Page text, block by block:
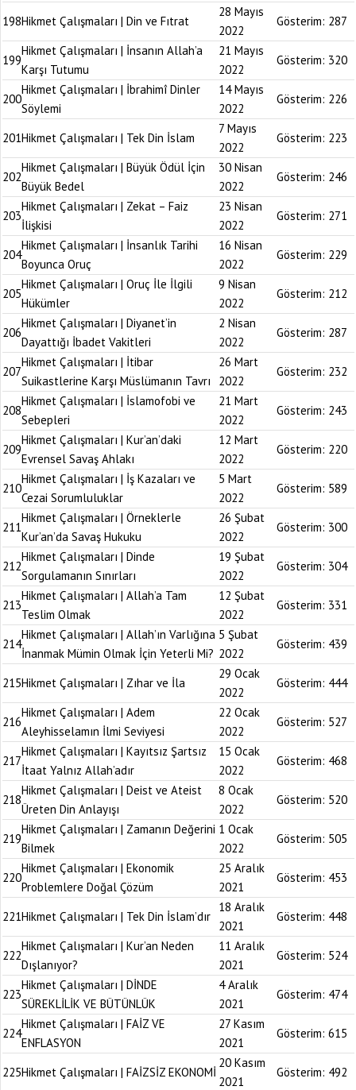
198Hikmet Çalışmaları | Din ve Fıtrat
28 Mayıs
2022
Gösterim: 287
199
Hikmet Çalışmaları | İnsanın Allah’a
Karşı Tutumu
21 Mayıs
2022
Gösterim: 320
200
Hikmet Çalışmaları | İbrahimî Dinler
Söylemi
14 Mayıs
2022
Gösterim: 226
201Hikmet Çalışmaları | Tek Din İslam
7 Mayıs
2022
Gösterim: 223
202
Hikmet Çalışmaları | Büyük Ödül İçin
Büyük Bedel
30 Nisan
2022
Gösterim: 246
203
Hikmet Çalışmaları | Zekat – Faiz
İlişkisi
23 Nisan
2022
Gösterim: 271
204
Hikmet Çalışmaları | İnsanlık Tarihi
Boyunca Oruç
16 Nisan
2022
Gösterim: 229
205
Hikmet Çalışmaları | Oruç İle İlgili
Hükümler
9 Nisan
2022
Gösterim: 212
206
Hikmet Çalışmaları | Diyanet’in
Dayattığı İbadet Vakitleri
2 Nisan
2022
Gösterim: 287
207
Hikmet Çalışmaları | İtibar
Suikastlerine Karşı Müslümanın Tavrı
26 Mart
2022
Gösterim: 232
208
Hikmet Çalışmaları | İslamofobi ve
Sebepleri
21 Mart
2022
Gösterim: 243
209
Hikmet Çalışmaları | Kur’an’daki
Evrensel Savaş Ahlakı
12 Mart
2022
Gösterim: 220
210
Hikmet Çalışmaları | İş Kazaları ve
Cezai Sorumluluklar
5 Mart
2022
Gösterim: 589
211
Hikmet Çalışmaları | Örneklerle
Kur’an’da Savaş Hukuku
26 Şubat
2022
Gösterim: 300
212
Hikmet Çalışmaları | Dinde
Sorgulamanın Sınırları
19 Şubat
2022
Gösterim: 304
213
Hikmet Çalışmaları | Allah’a Tam
Teslim Olmak
12 Şubat
2022
Gösterim: 331
214
Hikmet Çalışmaları | Allah’ın Varlığına
İnanmak Mümin Olmak İçin Yeterli Mi?
5 Şubat
2022
Gösterim: 439
215Hikmet Çalışmaları | Zıhar ve İla
29 Ocak
2022
Gösterim: 444
216
Hikmet Çalışmaları | Adem
Aleyhisselamın İlmi Seviyesi
22 Ocak
2022
Gösterim: 527
217
Hikmet Çalışmaları | Kayıtsız Şartsız
İtaat Yalnız Allah’adır
15 Ocak
2022
Gösterim: 468
218
Hikmet Çalışmaları | Deist ve Ateist
Üreten Din Anlayışı
8 Ocak
2022
Gösterim: 520
219
Hikmet Çalışmaları | Zamanın Değerini
Bilmek
1 Ocak
2022
Gösterim: 505
220
Hikmet Çalışmaları | Ekonomik
Problemlere Doğal Çözüm
25 Aralık
2021
Gösterim: 453
221Hikmet Çalışmaları | Tek Din İslam’dır
18 Aralık
2021
Gösterim: 448
222
Hikmet Çalışmaları | Kur’an Neden
Dışlanıyor?
11 Aralık
2021
Gösterim: 524
223
Hikmet Çalışmaları | DİNDE
SÜREKLİLİK VE BÜTÜNLÜK
4 Aralık
2021
Gösterim: 474
224
Hikmet Çalışmaları | FAİZ VE
ENFLASYON
27 Kasım
2021
Gösterim: 615
225Hikmet Çalışmaları | FAİZSİZ EKONOMİ
20 Kasım
2021
Gösterim: 492